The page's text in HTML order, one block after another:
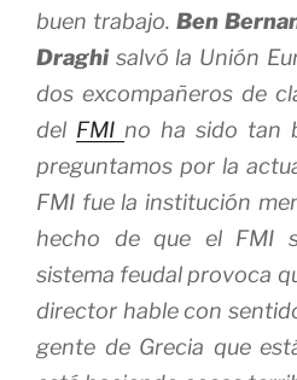
buen trabajo. Ben
Draghisalvó la Unión
dos excompañeros de
del FMI no ha sido tan
preguntamos por la
FMI fue la institución
hecho de que el FMI
sistema feudal provoca
director hable con
gente de Grecia que